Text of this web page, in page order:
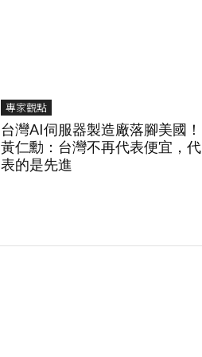
專家觀點
台灣AI伺服器製造廠落腳美國！
黃仁勳：台灣不再代表便宜，代
表的是先進